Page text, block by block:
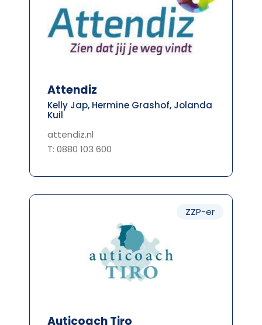
Attendiz
Kelly Jap, Hermine Grashof, Jolanda
Kuil
attendiz.nl
T: 0880 103 600
ZZP-er
Auticoach Tiro